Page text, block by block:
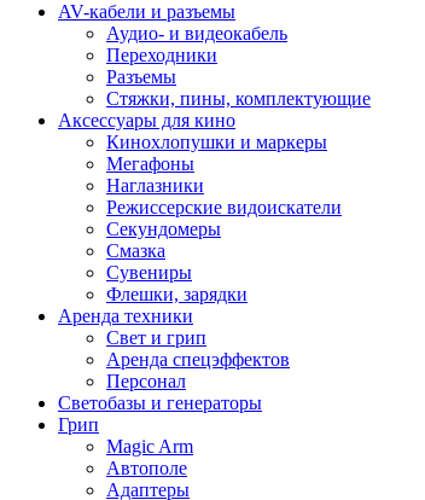
AV-кабели и разъемы
Аудио- и видеокабель
Переходники
Разъемы
Стяжки, пины, комплектующие
Аксессуары для кино
Кинохлопушки и маркеры
Мегафоны
Наглазники
Режиссерские видоискатели
Секундомеры
Смазка
Сувениры
Флешки, зарядки
Аренда техники
Свет и грип
Аренда спецэффектов
Персонал
Светобазы и генераторы
Грип
Magic Arm
Автополе
Адаптеры